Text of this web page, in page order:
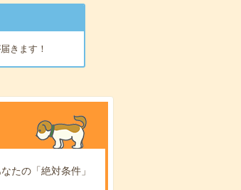
きます！
たの「絶対条件」